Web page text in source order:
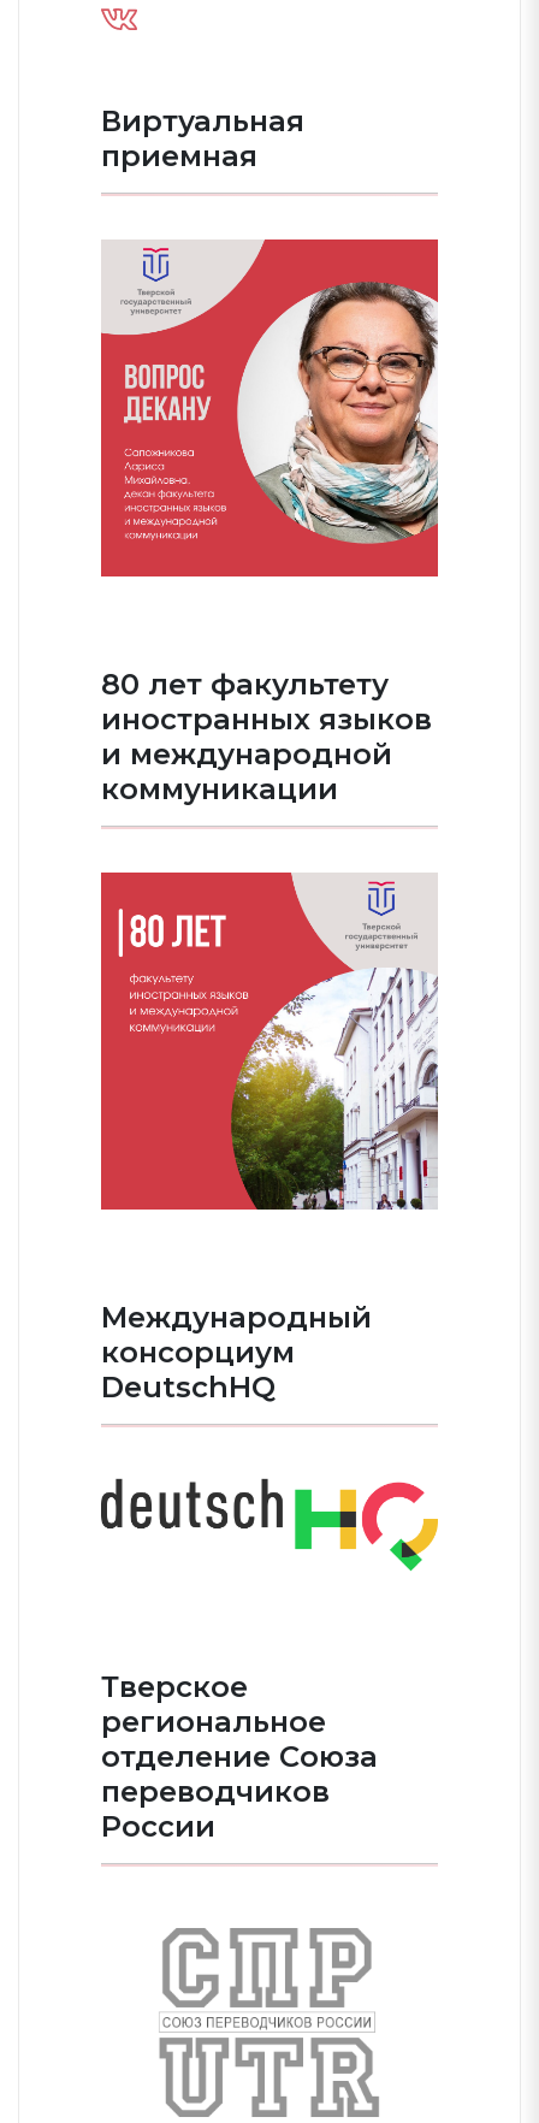
Виртуальная
приемная
80 лет факультету
иностранных языков
и международной
коммуникации
Международный
консорциум
DeutschHQ
Тверское
региональное
отделение Союза
переводчиков
России